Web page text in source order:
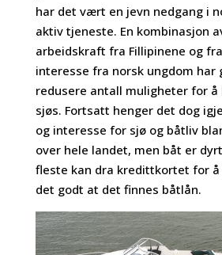
har det vært en jevn nedgang i
aktiv tjeneste. En kombinasjon
arbeidskraft fra Fillipinene og
interesse fra norsk ungdom
redusere antall muligheter for å
sjøs. Fortsatt henger det dog
og interesse for sjø og båtliv
over hele landet, men båt er
fleste kan dra kredittkortet for å
det godt at det finnes båtlån.